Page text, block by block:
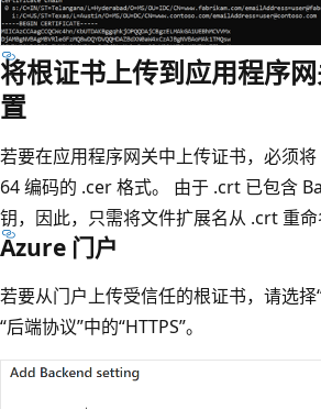
将根证书上传到应用程序
置
若要在应用程序网关中上传证书，必须
64 编码的 .cer 格式。 由于 .crt 已包含
钥，因此，只需将文件扩展名从 .crt 重命
Azure 门户
若要从门户上传受信任的根证书，请选择
“后端协议”中的“HTTPS”。